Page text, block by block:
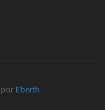
por Eberth